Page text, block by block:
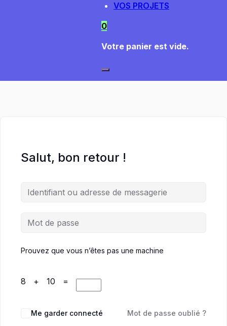
VOS PROJETS
0
Votre panier est vide.
Salut, bon retour !
Prouvez que vous n’êtes pas une machine
8 + 10 =
Me garder connecté Mot de passe oublié ?